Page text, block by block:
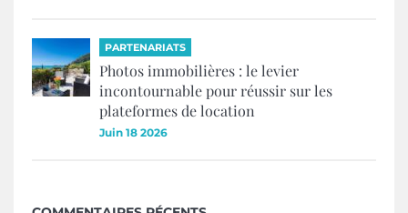
PARTENARIATS
Photos immobilières : le levier
incontournable pour réussir sur les
plateformes de location
Juin 18 2026